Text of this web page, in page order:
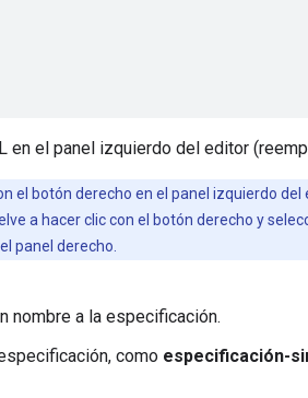
en el panel izquierdo del editor
el botón derecho en el panel izquierdo
a hacer clic con el botón derecho y
panel derecho.
nombre a la especificación.
como especificación-